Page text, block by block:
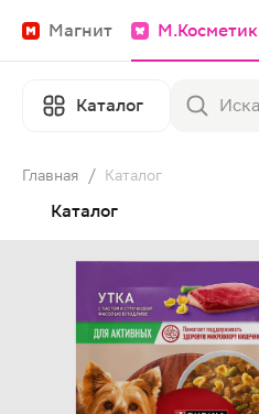
Магнит М.Косметик
Каталог
Главная / Каталог
Каталог